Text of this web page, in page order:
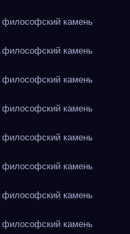
камень
камень
камень
камень
камень
камень
камень
камень